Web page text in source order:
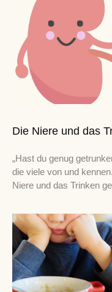
Die Niere und das
„Hast du genug
die viele von und
Niere und das Trinken